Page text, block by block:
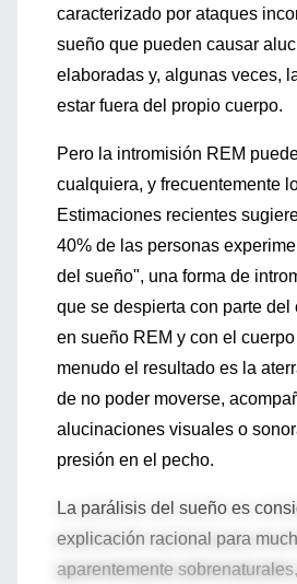
caracterizado por ataques
sueño que pueden causar
elaboradas y, algunas veces,
estar fuera del propio cuerpo.
Pero la intromisión REM
cualquiera, y frecuentemente
Estimaciones recientes
40% de las personas
del sueño", una forma de
que se despierta con parte del
en sueño REM y con el
menudo el resultado es la
de no poder moverse,
alucinaciones visuales o
presión en el pecho.
La parálisis del sueño es
explicación racional para
aparentemente